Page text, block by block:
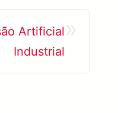
Artificial
Industrial